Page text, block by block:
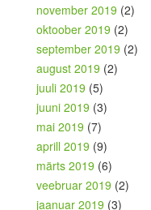
november 2019 (2)
oktoober 2019 (2)
september 2019 (2)
august 2019 (2)
juuli 2019 (5)
juuni 2019 (3)
mai 2019 (7)
aprill 2019 (9)
märts 2019 (6)
veebruar 2019 (2)
jaanuar 2019 (3)